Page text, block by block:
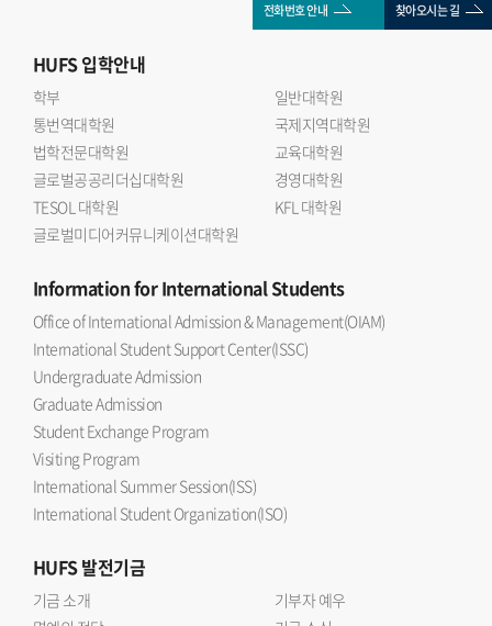
전화번호 안내 찾아오시는 길
HUFS입학안내
학부
일반대학원
통번역대학원
국제지역대학원
법학전문대학원
교육대학원
글로벌공공리더십대학원
경영대학원
TESOL 대학원
KFL 대학원
글로벌미디어커뮤니케이션대학원
Informationfor International Students
Office of International Admission & Management(OIAM)
International Student Support Center(ISSC)
Undergraduate Admission
Graduate Admission
Student Exchange Program
Visiting Program
International Summer Session(ISS)
International Student Organization(ISO)
HUFS발전기금
기금 소개
기부자 예우